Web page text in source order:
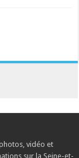
vidéo et
sur la Seine-et-